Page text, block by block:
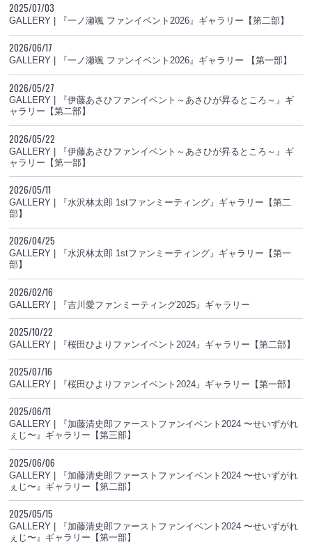
2025/07/03
GALLERY | 『一ノ瀬颯 ファンイベント2026』ギャラリー【第二部】
2026/06/17
GALLERY | 『一ノ瀬颯 ファンイベント2026』ギャラリー 【第一部】
2026/05/27
GALLERY | 『伊藤あさひファンイベント～あさひが昇るところ～』ギ
ャラリー【第二部】
2026/05/22
GALLERY | 『伊藤あさひファンイベント～あさひが昇るところ～』ギ
ャラリー【第一部】
2026/05/11
GALLERY | 『水沢林太郎 1stファンミーティング』ギャラリー【第二
部】
2026/04/25
GALLERY | 『水沢林太郎 1stファンミーティング』ギャラリー【第一
部】
2026/02/16
GALLERY | 『吉川愛ファンミーティング2025』ギャラリー
2025/10/22
GALLERY | 『桜田ひよりファンイベント2024』ギャラリー【第二部】
2025/07/16
GALLERY | 『桜田ひよりファンイベント2024』ギャラリー【第一部】
2025/06/11
GALLERY | 『加藤清史郎ファーストファンイベント2024 〜せいずがれ
ぇじ〜』ギャラリー【第三部】
2025/06/06
GALLERY | 『加藤清史郎ファーストファンイベント2024 〜せいずがれ
ぇじ〜』ギャラリー【第二部】
2025/05/15
GALLERY | 『加藤清史郎ファーストファンイベント2024 〜せいずがれ
ぇじ〜』ギャラリー【第一部】